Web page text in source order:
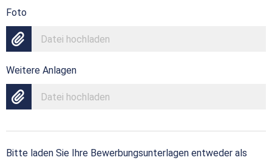
Foto
Datei hochladen
Weitere Anlagen
Datei hochladen
Bitte laden Sie Ihre Bewerbungsunterlagen entweder als